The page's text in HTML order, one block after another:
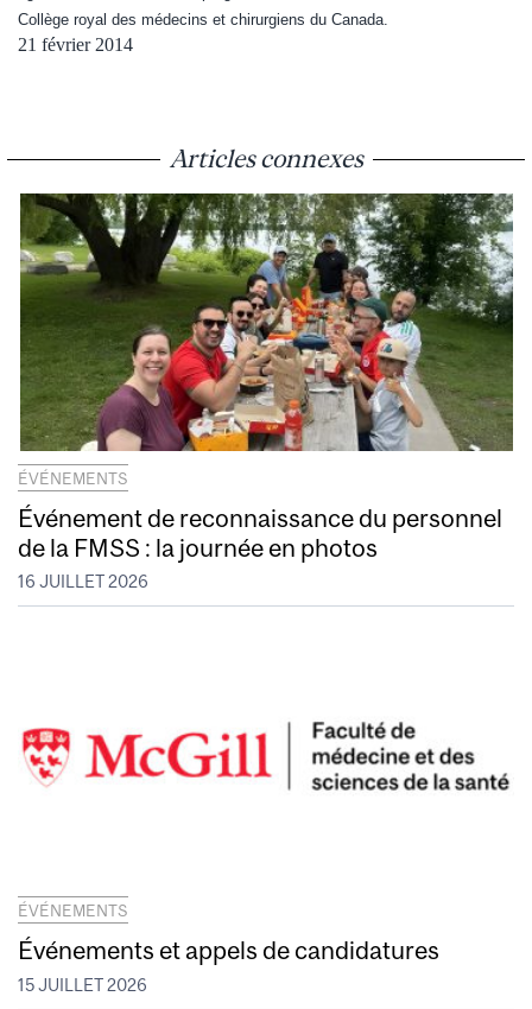
Collège royal des médecins et chirurgiens du Canada.
21 février 2014
Articles connexes
ÉVÉNEMENTS
Événement de reconnaissance du personnel
de la FMSS : la journée en photos
16 JUILLET 2026
ÉVÉNEMENTS
Événements et appels de candidatures
15 JUILLET 2026